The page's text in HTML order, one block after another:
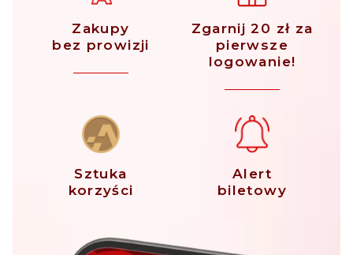
Zakupy
bez prowizji
Zgarnij 20 zł za
pierwsze
logowanie!
Sztuka
korzyści
Alert
biletowy